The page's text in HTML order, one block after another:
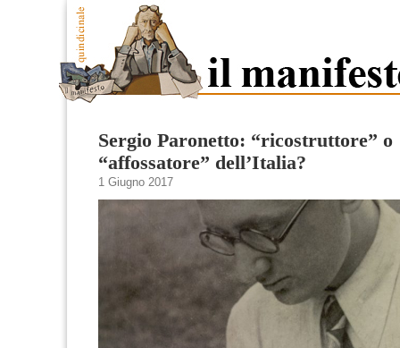
Sergio Paronetto: “ricostruttore” o
“affossatore” dell’Italia?
1 Giugno 2017